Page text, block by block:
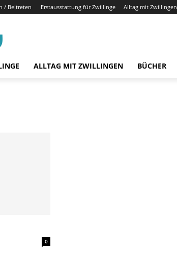
/ Beitreten Erstausstattung für Zwillinge Alltag mit Zwillingen
ALLTAG MIT ZWILLINGEN BÜCHER
0